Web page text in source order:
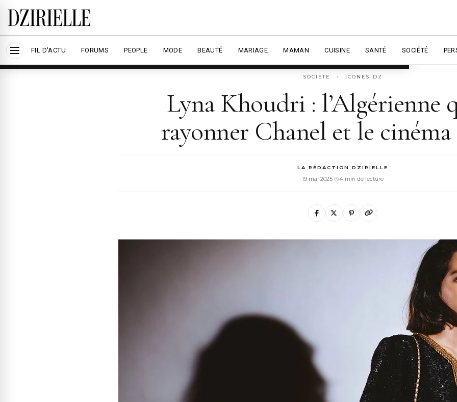
Nous utilisons des cookies pour améliorer votre expérience et mesurer l'audience.
Accepter tout Personnaliser
FIL D'ACTU FORUMS PEOPLE MODE BEAUTÉ MARIAGE MAMAN CUISINE SANTÉ SOCIÉTÉ
SOCIETE › ICONES-DZ
Lyna Khoudri : l’Algérienne
rayonner Chanel et le cinéma
LA RÉDACTION DZIRIELLE
19 mai 2025· 4 min de lecture